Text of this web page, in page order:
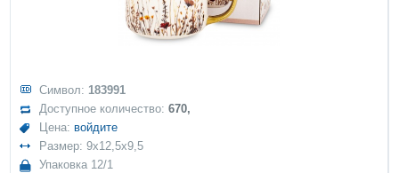
Символ: 183991
Доступное количество:670,
Цена: войдите
Размер: 9x12,5x9,5
Упаковка 12/1